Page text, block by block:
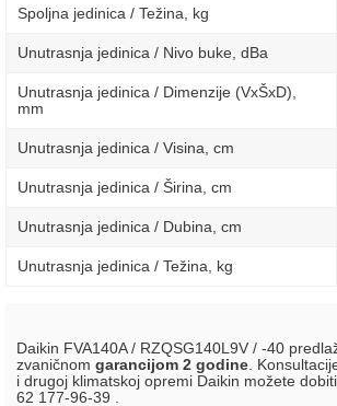
Spoljna jedinica / Težina, kg
Unutrasnja jedinica / Nivo buke, dBa
Unutrasnja jedinica / Dimenzije (VxŠxD),
mm
Unutrasnja jedinica / Visina, сm
Unutrasnja jedinica / Širina, сm
Unutrasnja jedinica / Dubina, сm
Unutrasnja jedinica / Težina, kg
Daikin FVA140A / RZQSG140L9V / -40
zvaničnom garancijom 2 godine .
i drugoj klimatskoj opremi Daikin možete
62 177-96-39 .